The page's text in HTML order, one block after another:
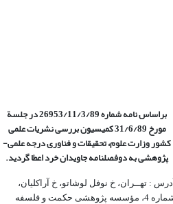
براساس نامه شماره 26953/11/3/89 در جلسة
مورخ 31/6/89 کمیسیون
بررسی نشریات علمی
کشور وزارت علوم، تحقیقات و فناوری درجه علمی‌-
پژوهشیبه دوفصلنامه جاویدان خرد اعطا گردید.
آدرس : تهــران، خ نوفل لوشاتو، خ آراکلیان،
شماره 4،‌ مؤسسه پژوهشی حکمت و فلسفه